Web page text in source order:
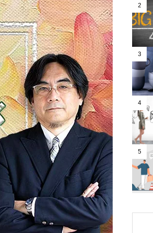
認知科学で考える「ローカルナ
ビゲーション」のデザイン表現
おすすめページ
ッコいいだけなのはデザインと
言わない。
ーザーの「知りたい度」によっ
変わる、「読み方」と「読む範
」
2
3
4
5